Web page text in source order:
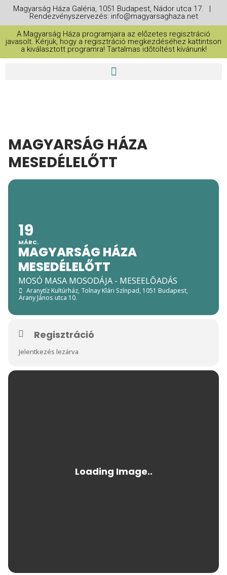
Magyarság Háza Galéria, 1051 Budapest, Nádor utca 17. |
Rendezvényszervezés: info@magyarsaghaza.net
A Magyarság Háza programjaira az előzetes regisztráció
javasolt. Kérjük, hogy a regisztráció megkezdéséhez kattintson
a kiválasztott programra! Tartalmas időtöltést kívánunk!
MAGYARSÁG HÁZA
MESEDÉLELŐTT
19
MÁRC.
MAGYARSÁG HÁZA
MESEDÉLELŐTT
MOSÓ MASA MOSODÁJA - MESEELŐADÁS
Aranytíz Kultúrház, Tolnay Klári Színpad, 1051 Budapest,
Arany János utca 10.
Regisztráció
Jelentkezés lezárva